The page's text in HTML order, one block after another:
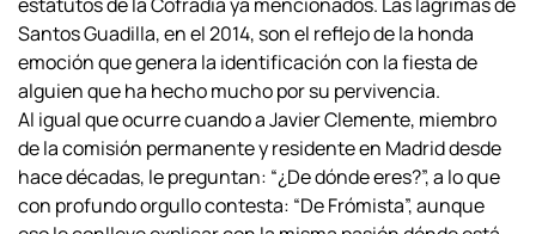
Santos Guadilla, en el 2014, son el reflejo de la honda
emoción que genera la identificación con la fiesta de
alguien que ha hecho mucho porsu pervivencia.
Al igual que ocurre cuando a Javier Clemente, miembro
de la comisión permanente y residente en Madrid desde
hace décadas, le preguntan: “¿De dóndeeres?”, a lo que
con profundo orgullo contesta: “De Frómista”, aunque